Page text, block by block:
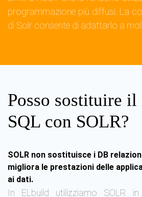
programmazione più diffusi. La
di Solr consente di adattarlo a
Posso sostituire
SQL con SOLR?
SOLR non sostituisce i DB
migliora le prestazioni delle
ai dati.
In ELbuild utilizziamo SOLR in